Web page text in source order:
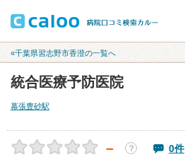
«千葉県習志野市香澄の一覧へ
統合医療予防医院
幕張豊砂駅
－ ？ 0件